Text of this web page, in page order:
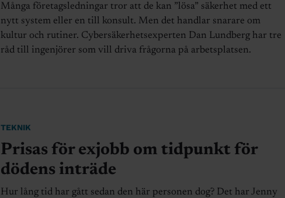
Många företagsledningar tror att de kan ”lösa” säkerhet med ett
nytt system eller en till konsult. Men det handlar snarare om
kultur och rutiner. Cybersäkerhetsexperten Dan Lundberg har tre
råd till ingenjörer som vill driva frågorna på arbetsplatsen.
TEKNIK
Prisas för exjobb om tidpunkt för
dödens inträde
Hur lång tid har gått sedan den här personen dog? Det har Jenny